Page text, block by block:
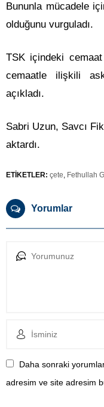
Bununla mücadele
olduğunu vurguladı.
TSK içindeki
cemaatle ilişkili
açıkladı.
Sabri Uzun, Savcı
aktardı.
ETİKETLER: çete, Fethullah
Yorumlar
Daha sonraki
adresim ve site adresim